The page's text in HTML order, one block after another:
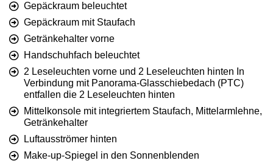
Gepäckraum beleuchtet
Gepäckraum mit Staufach
Getränkehalter vorne
Handschuhfach beleuchtet
2 Leseleuchten vorne und 2 Leseleuchten hinten In
Verbindung mit Panorama-Glasschiebedach (PTC)
entfallen die 2 Leseleuchten hinten
Mittelkonsole mit integriertem Staufach, Mittelarmlehne,
Getränkehalter
Luftausströmer hinten
Make-up-Spiegel in den Sonnenblenden